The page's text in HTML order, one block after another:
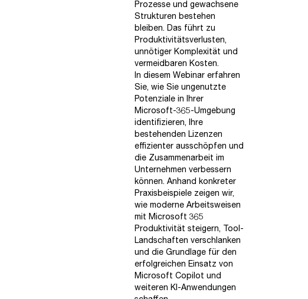
Prozesse und gewachsene
Strukturen bestehen
bleiben. Das führt zu
Produktivitätsverlusten,
unnötiger Komplexität und
vermeidbaren Kosten.
In diesem Webinar erfahren
Sie, wie Sie ungenutzte
Potenziale in Ihrer
Microsoft-365-Umgebung
identifizieren, Ihre
bestehenden Lizenzen
effizienter ausschöpfen und
die Zusammenarbeit im
Unternehmen verbessern
können. Anhand konkreter
Praxisbeispiele zeigen wir,
wie moderne Arbeitsweisen
mit Microsoft 365
Produktivität steigern, Tool-
Landschaften verschlanken
und die Grundlage für den
erfolgreichen Einsatz von
Microsoft Copilot und
weiteren KI-Anwendungen